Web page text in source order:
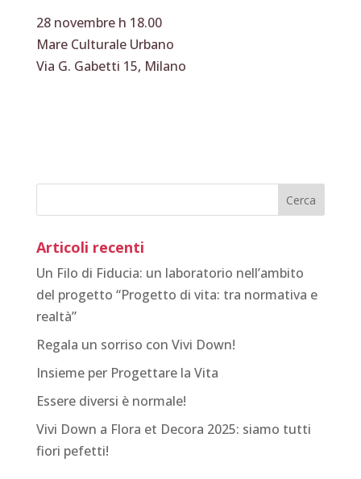
28 novembre h 18.00
Mare Culturale Urbano
Via G. Gabetti 15, Milano
Articoli recenti
Un Filo di Fiducia: un laboratorio nell’ambito
del progetto “Progetto di vita: tra normativa e
realtà”
Regala un sorriso con Vivi Down!
Insieme per Progettare la Vita
Essere diversi è normale!
Vivi Down a Flora et Decora 2025: siamo tutti
fiori pefetti!